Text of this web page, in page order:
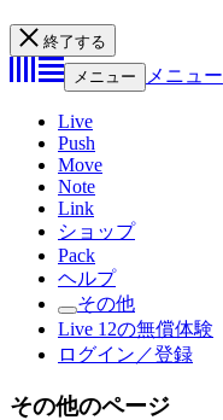
終了する
メニュー
メニュー
Live
Push
Move
Note
Link
ショップ
Pack
ヘルプ
その他
Live 12の無償体験
ログイン／登録
その他のページ